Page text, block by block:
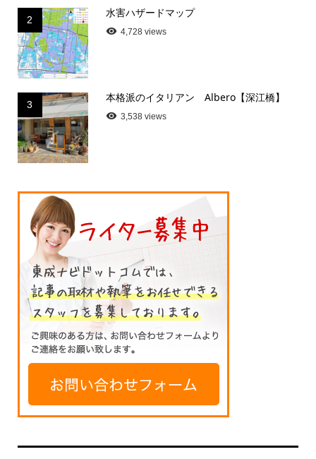
2
水害ハザードマップ
4,728 views
3
本格派のイタリアン Albero【深江橋】
3,538 views